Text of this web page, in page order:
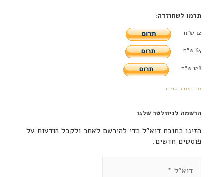
תרמו לשחרזדה:
32 ש"ח
64 ש"ח
128 ש"ח
סכומים נוספים
הרשמה לניוזלטר שלנו
הזינו כתובת דוא"ל כדי להירשם לאתר ולקבל הודעות על
פוסטים חדשים.